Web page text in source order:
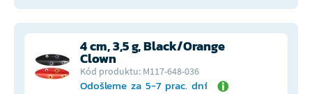
4 cm, 3,5 g, Black/Orange
Clown
Kód produktu: M117-648-036
Odošleme za 5-7 prac. dní